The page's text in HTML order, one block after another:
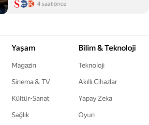
4 saat önce
Yaşam
Magazin
Sinema & TV
Kültür-Sanat
Sağlık
Bilim & Teknoloji
Teknoloji
Akıllı Cihazlar
Yapay Zeka
Oyun